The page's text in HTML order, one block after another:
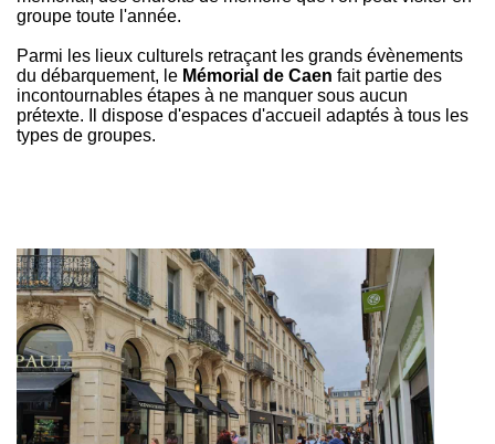
groupe toute l'année.
Parmi les lieux culturels retraçant les grands évènements
du débarquement, le Mémorial de Caen fait partie des
incontournables étapes à ne manquer sous aucun
prétexte. Il dispose d'espaces d'accueil adaptés à tous les
types de groupes.